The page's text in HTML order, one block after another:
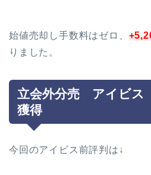
始値売却し手数料はゼロ、
りました。
立会外分売 アイビス
獲得
今回のアイビス前評判は↓